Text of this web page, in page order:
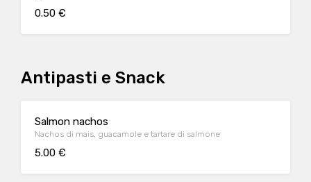
0.50 €
Antipasti e Snack
Salmon nachos
Nachos di mais, guacamole e tartare di salmone
5.00 €